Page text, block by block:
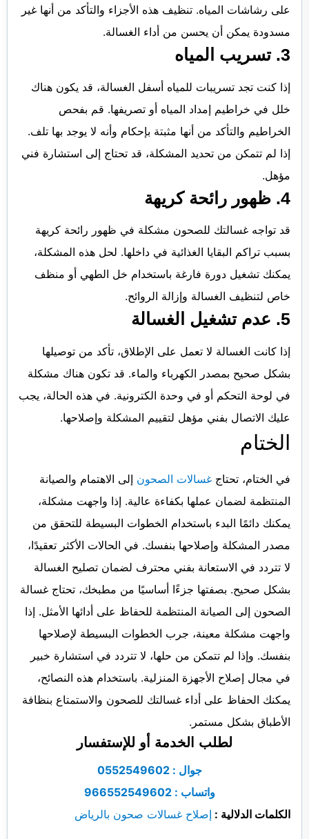
على رشاشات المياه. تنظيف هذه الأجزاء والتأكد من أنها غير
مسدودة يمكن أن يحسن من أداء الغسالة.
3. تسريب المياه
إذا كنت تجد تسريبات للمياه أسفل الغسالة، قد يكون هناك
خلل في خراطيم إمداد المياه أو تصريفها. قم بفحص
الخراطيم والتأكد من أنها مثبتة بإحكام وأنه لا يوجد بها تلف.
إذا لم تتمكن من تحديد المشكلة، قد تحتاج إلى استشارة فني
مؤهل.
4. ظهور رائحة كريهة
قد تواجه غسالتك للصحون مشكلة في ظهور رائحة كريهة
بسبب تراكم البقايا الغذائية في داخلها. لحل هذه المشكلة،
يمكنك تشغيل دورة فارغة باستخدام خل الطهي أو منظف
خاص لتنظيف الغسالة وإزالة الروائح.
5. عدم تشغيل الغسالة
إذا كانت الغسالة لا تعمل على الإطلاق، تأكد من توصيلها
بشكل صحيح بمصدر الكهرباء والماء. قد تكون هناك مشكلة
في لوحة التحكم أو في وحدة الكترونية. في هذه الحالة، يجب
عليك الاتصال بفني مؤهل لتقييم المشكلة وإصلاحها.
الختام
في الختام، تحتاج غسالات الصحون إلى الاهتمام والصيانة
المنتظمة لضمان عملها بكفاءة عالية. إذا واجهت مشكلة،
يمكنك دائمًا البدء باستخدام الخطوات البسيطة للتحقق من
مصدر المشكلة وإصلاحها بنفسك. في الحالات الأكثر تعقيدًا،
لا تتردد في الاستعانة بفني محترف لضمان تصليح الغسالة
بشكل صحيح. بصفتها جزءًا أساسيًا من مطبخك، تحتاج غسالة
الصحون إلى الصيانة المنتظمة للحفاظ على أدائها الأمثل. إذا
واجهت مشكلة معينة، جرب الخطوات البسيطة لإصلاحها
بنفسك. وإذا لم تتمكن من حلها، لا تتردد في استشارة خبير
في مجال إصلاح الأجهزة المنزلية. باستخدام هذه النصائح،
يمكنك الحفاظ على أداء غسالتك للصحون والاستمتاع بنظافة
الأطباق بشكل مستمر.
لطلب الخدمة أو للإستفسار
جوال : 0552549602
واتساب : 966552549602
الكلمات الدلالية : إصلاح غسالات صحون بالرياض